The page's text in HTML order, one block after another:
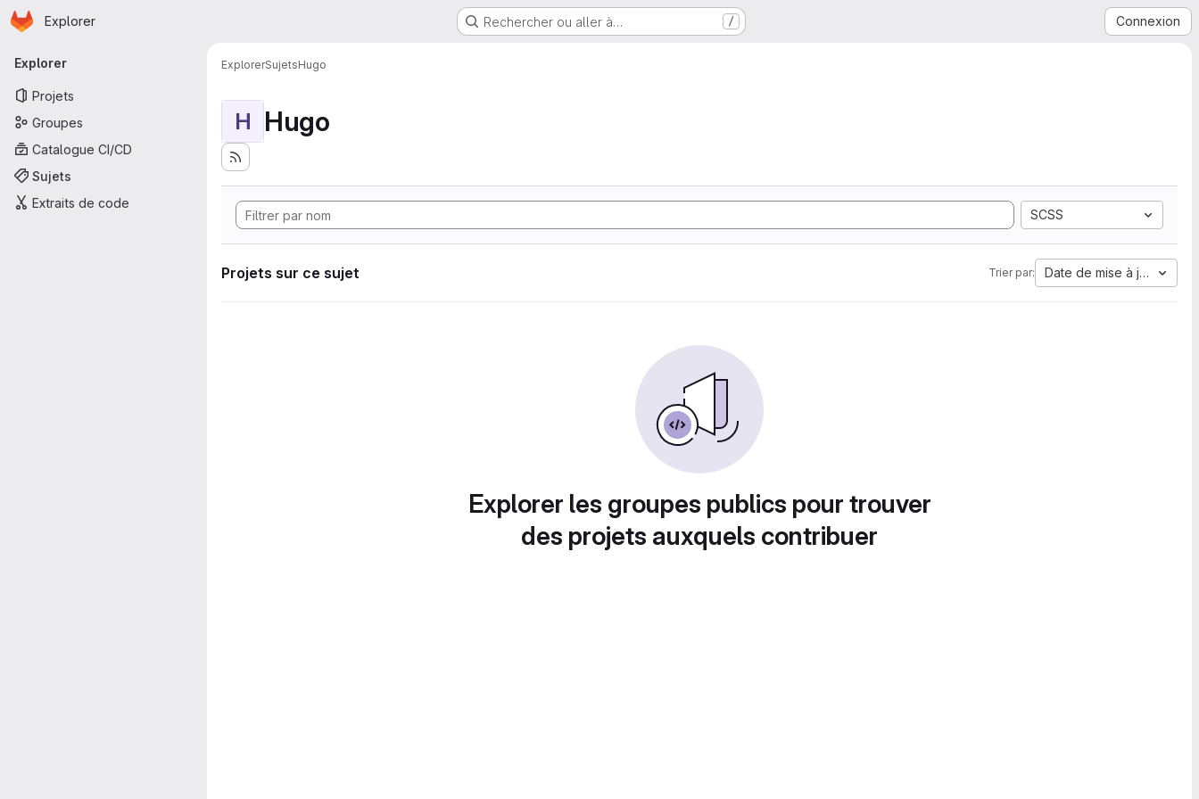
Passer au contenu principal
Page d'accueil
Explorer Rechercher ou aller à… / Connexion
Navigation principale
Explorer
Projets
Groupes
Catalogue CI/CD
Sujets
Extraits de code
ExplorerSujetsHugo
H Hugo
SCSS
Projets sur ce sujet Trier par: Date de mise à jour
Explorer les groupes publics pour trouver
des projets auxquels contribuer